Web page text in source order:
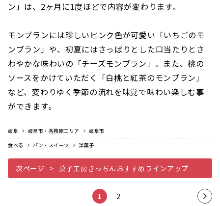
ン」は、2ヶ月に1度ほどで内容が変わります。
モンブランには珍しいピンク色が可愛い「いちごのモ
ンブラン」や、初夏にはさっぱりとした口当たりとさ
わやかな味わいの「チーズモンブラン」。また、桃の
ソースをかけていただく「白桃と紅茶のモンブラン」
など、変わりゆく季節の流れを味覚で味わい楽しむ事
ができます。
岐阜 岐阜市・各務原エリア
岐阜市
食べる
パン・スイーツ 洋菓子
次ページ 菓子工房さっちんおすすめラインアップ
1 2
次の